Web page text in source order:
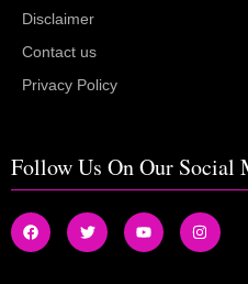
Disclaimer
Contact us
Privacy Policy
Follow Us On Our Social